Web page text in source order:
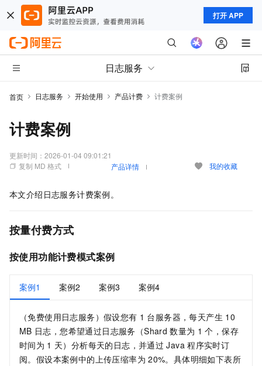
打开 APP
日志服务
首页 日志服务 开始使用 产品计费 计费案例
计费案例
更新时间： 2026-01-04 09:01:21
复制 MD 格式
产品详情 我的收藏
本文介绍日志服务计费案例。
按量付费方式
按使用功能计费模式案例
案例1 案例2 案例3 案例4
（免费使用日志服务）假设您有 1 台服务器，每天产生 10
MB 日志，您希望通过日志服务（Shard 数量为 1 个，保存
时间为 1 天）分析每天的日志，并通过 Java 程序实时订
阅。假设本案例中的上传压缩率为 20%。具体明细如下表所